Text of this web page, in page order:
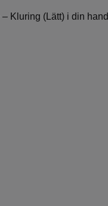
Kluring (Lätt) i din hand